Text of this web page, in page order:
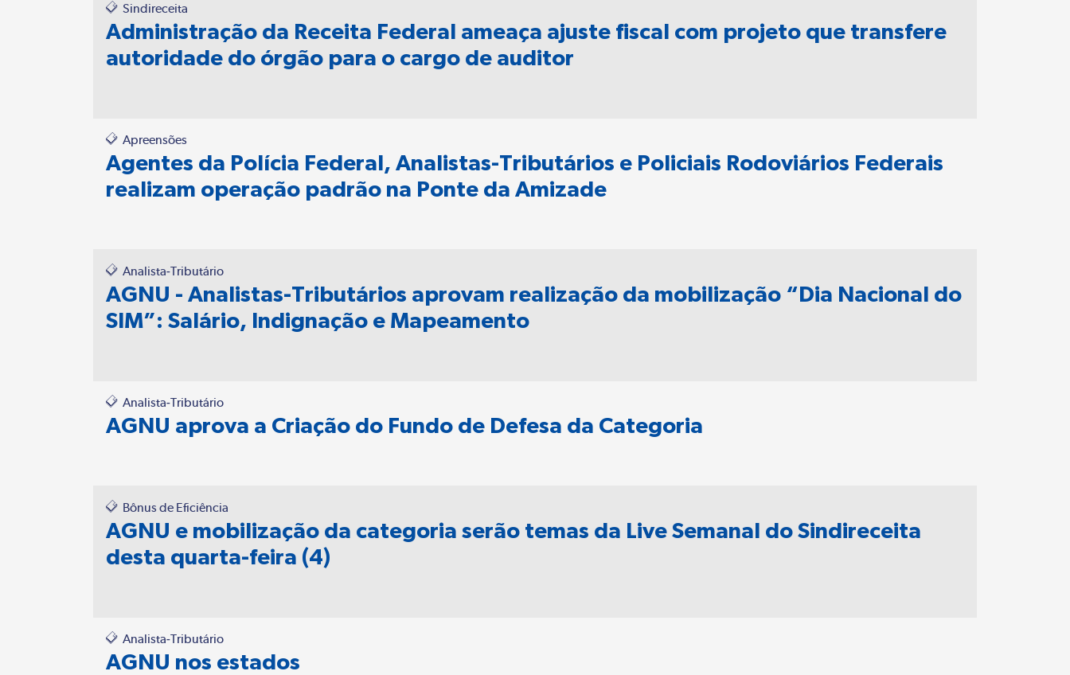
Sindireceita
Administração da Receita Federal ameaça ajuste fiscal com projeto que transfere
autoridade do órgão para o cargo de auditor
Apreensões
Agentes da Polícia Federal, Analistas-Tributários e Policiais Rodoviários Federais
realizam operação padrão na Ponte da Amizade
Analista-Tributário
AGNU - Analistas-Tributários aprovam realização da mobilização “Dia Nacional do
SIM”: Salário, Indignação e Mapeamento
Analista-Tributário
AGNU aprova a Criação do Fundo de Defesa da Categoria
Bônus de Eficiência
AGNU e mobilização da categoria serão temas da Live Semanal do Sindireceita
desta quarta-feira (4)
Analista-Tributário
AGNU nos estados